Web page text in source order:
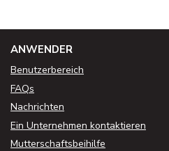
ANWENDER
Benutzerbereich
FAQs
Nachrichten
Ein Unternehmen kontaktieren
Mutterschaftsbeihilfe